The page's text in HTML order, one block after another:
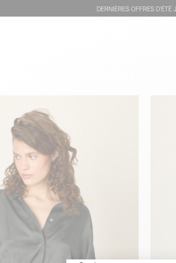
DERNIÈRES OFFRES